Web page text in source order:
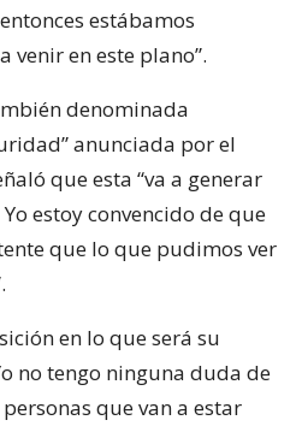
estábamos
venir en este plano”.
denominada
anunciada por el
que esta “va a generar
estoy convencido de que
que lo que pudimos ver
en lo que será su
no tengo ninguna duda de
que van a estar